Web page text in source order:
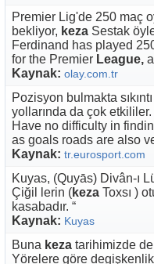
Premier Lig'de 250 maç
bekliyor, keza Sestak
Ferdinand has played
for the Premier League,
Kaynak: olay.com.tr
Pozisyon bulmakta
yollarında da çok etkililer.
Have no difficulty in
as goals roads are also
Kaynak: tr.eurosport.com
Kuyas, (Quyās) Divân-ı
Çiğil lerin (keza Toxsı )
kasabadır. “
Kaynak: Kuyas
Buna keza tarihimizde
Yörelere göre